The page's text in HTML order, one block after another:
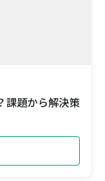
課題から解決策